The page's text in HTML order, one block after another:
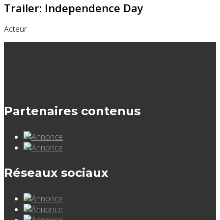
Trailer: Independence Day
Acteur
Partenaires contenus
Réseaux sociaux